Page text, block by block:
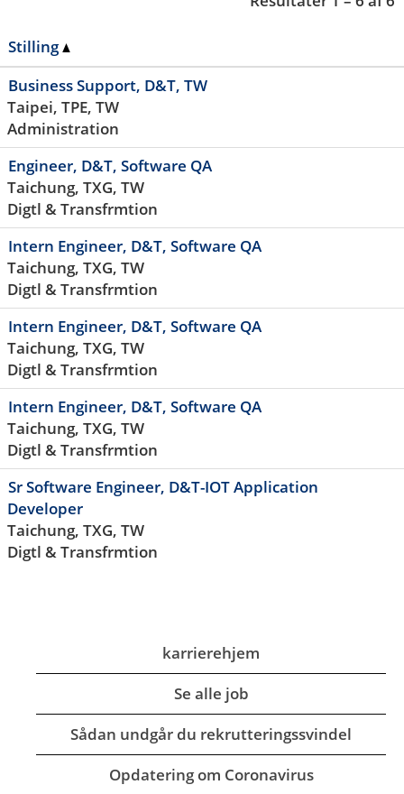
Stilling
Business Support, D&T, TW
Taipei, TPE, TW
Administration
Engineer, D&T, Software QA
Taichung, TXG, TW
Digtl & Transfrmtion
Intern Engineer, D&T, Software QA
Taichung, TXG, TW
Digtl & Transfrmtion
Intern Engineer, D&T, Software QA
Taichung, TXG, TW
Digtl & Transfrmtion
Intern Engineer, D&T, Software QA
Taichung, TXG, TW
Digtl & Transfrmtion
Sr Software Engineer, D&T-IOT Application
Developer
Taichung, TXG, TW
Digtl & Transfrmtion
karrierehjem
Se alle job
Sådan undgår du rekrutteringssvindel
Opdatering om Coronavirus